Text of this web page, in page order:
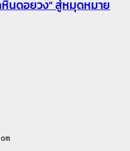
นดอยวง” สู่หมุดหมาย